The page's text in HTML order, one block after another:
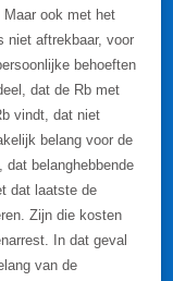
Maar ook met het
niet aftrekbaar, voor
behoeften
dat de Rb met
vindt, dat niet
belang voor de
dat belanghebbende
dat laatste de
Zijn die kosten
In dat geval
van de